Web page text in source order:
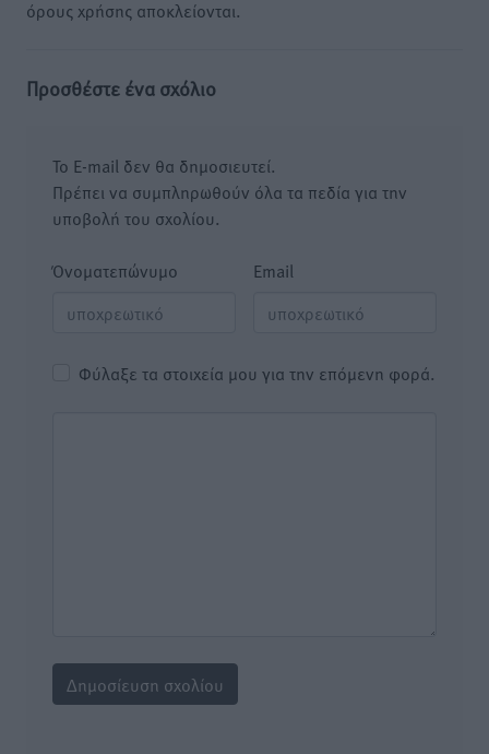
όρους χρήσης αποκλείονται.
Προσθέστε ένα σχόλιο
Το E-mail δεν θα δημοσιευτεί.
Πρέπει να συμπληρωθούν όλα τα πεδία για την
υποβολή του σχολίου.
Όνοματεπώνυμο Email
Φύλαξε τα στοιχεία μου για την επόμενη φορά.